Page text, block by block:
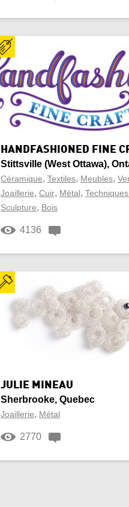
Perlage
Portefeuille
Selle
Suède
Valorisé
Verre à vin
HANDFASHIONED FINE
Stittsville (West Ottawa),
Céramique, Textiles, Meubles,
Joaillerie, Cuir, Métal,
Sculpture, Bois
4136
JULIE MINEAU
Sherbrooke, Quebec
Joaillerie, Métal
2770